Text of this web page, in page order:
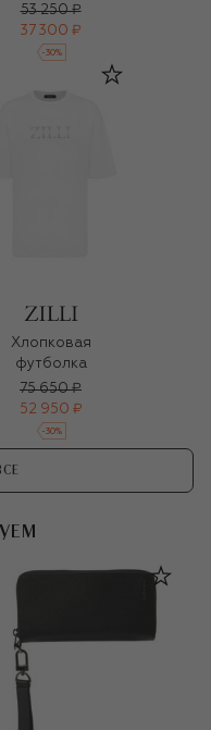
53 250 ₽
37 300 ₽
-30%
Хлопковая
футболка
75 650 ₽
52 950 ₽
-30%